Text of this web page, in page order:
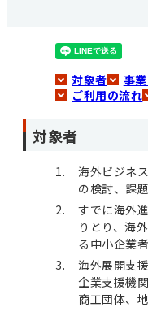
対象者
事
ご利用の流れ
対象者
海外ビジネ
の検討、課
すでに海外
りとり、海
る中小企業者
海外展開支
企業支援機
商工団体、